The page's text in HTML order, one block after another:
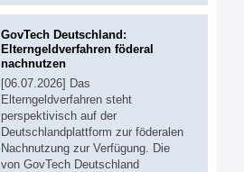
GovTech Deutschland:
Elterngeldverfahren föderal
nachnutzen
[06.07.2026] Das
Elterngeldverfahren steht
perspektivisch auf der
Deutschlandplattform zur föderalen
Nachnutzung zur Verfügung. Die
von GovTech Deutschland